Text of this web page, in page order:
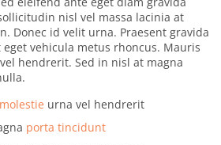
nisl vel massa lacinia at
Donec id velit urna. Praesent gravida
vehicula metus rhoncus. Mauris
hendrerit. Sed in nisl at magna
urna vel hendrerit
porta tincidunt